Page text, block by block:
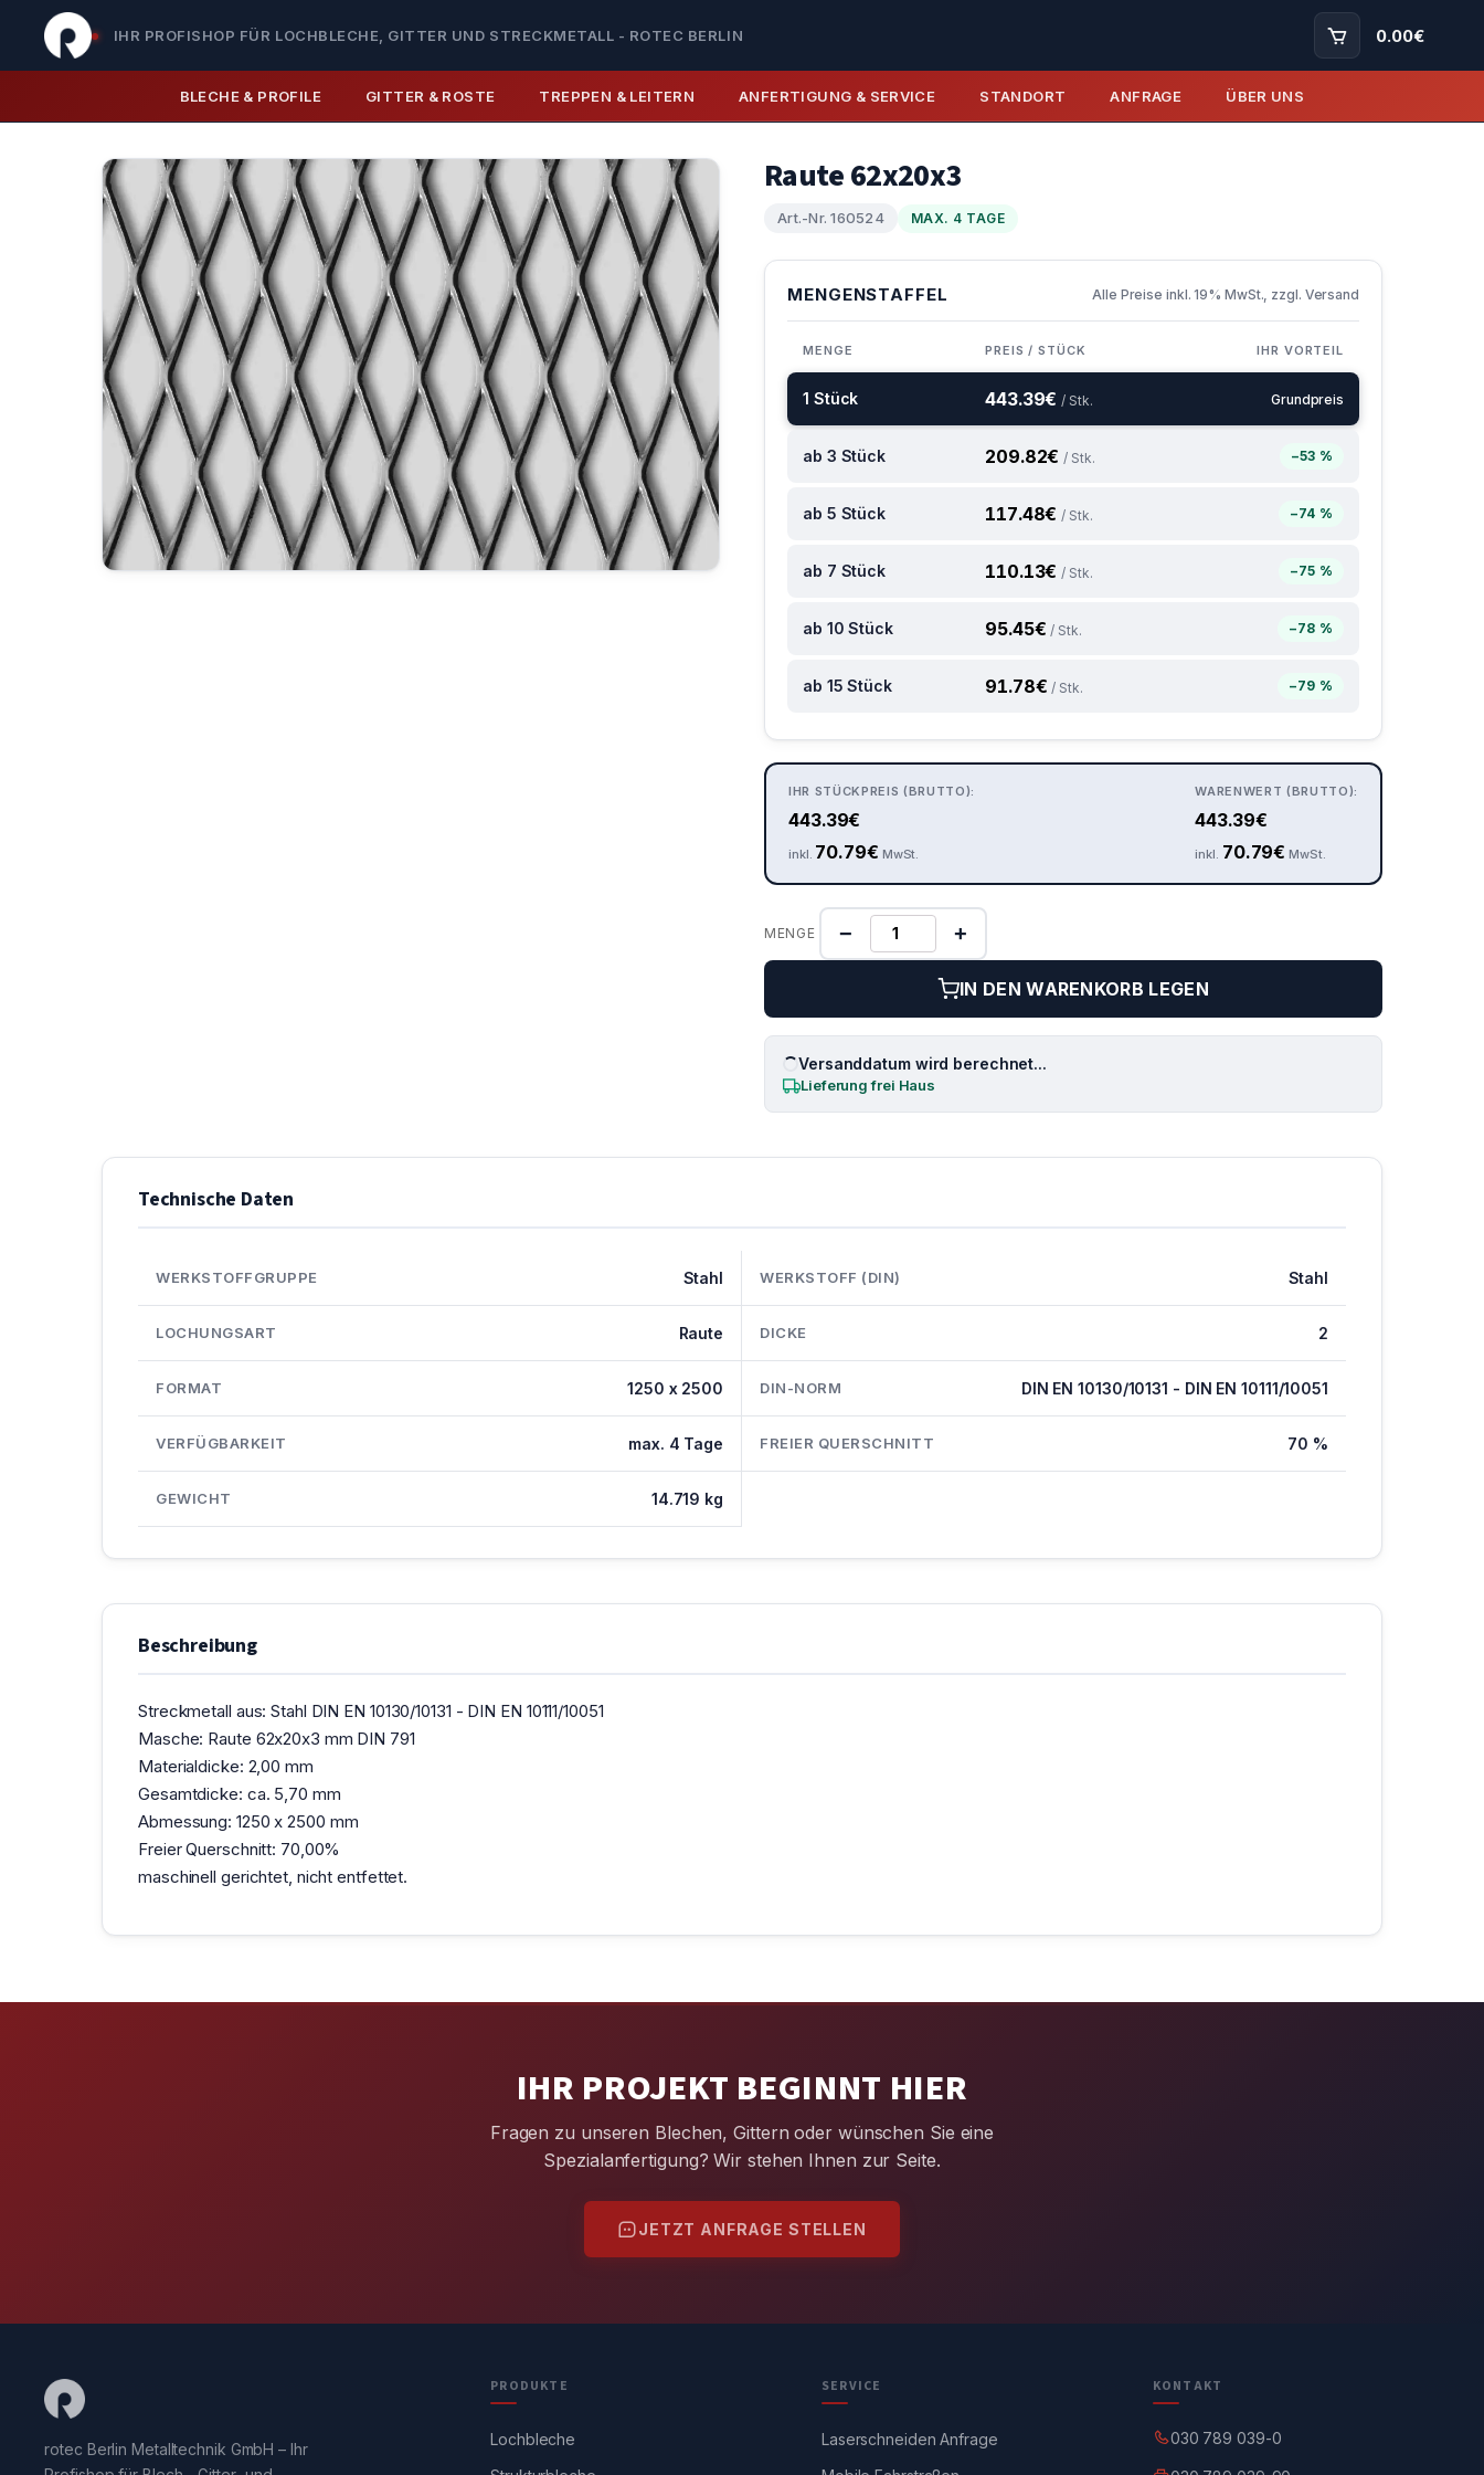
IHR PROFISHOP FÜR LOCHBLECHE, GITTER UND STRECKMETALL - ROTEC BERLIN 0.00€
BLECHE & PROFILE GITTER & ROSTE TREPPEN & LEITERN ANFERTIGUNG & SERVICE STANDORT ANFRAGE ÜBER UNS
Raute 62x20x3
Art.-Nr. 160524 MAX. 4 TAGE
MENGENSTAFFEL Alle Preise inkl. 19% MwSt., zzgl. Versand
MENGE PREIS / STÜCK IHR VORTEIL
1 Stück 443.39€ / Stk. Grundpreis
ab 3 Stück 209.82€ / Stk. −53 %
ab 5 Stück 117.48€ / Stk. −74 %
ab 7 Stück 110.13€ / Stk. −75 %
ab 10 Stück 95.45€ / Stk. −78 %
ab 15 Stück 91.78€ / Stk. −79 %
IHR STÜCKPREIS (BRUTTO):
443.39€
inkl. 70.79€ MwSt.
WARENWERT (BRUTTO):
443.39€
inkl. 70.79€ MwSt.
MENGE − +
IN DEN WARENKORB LEGEN
Versanddatum wird berechnet...
Lieferung frei Haus
Technische Daten
WERKSTOFFGRUPPE Stahl WERKSTOFF (DIN) Stahl
LOCHUNGSART Raute DICKE 2
FORMAT 1250 x 2500 DIN-NORM DIN EN 10130/10131 - DIN EN 10111/10051
VERFÜGBARKEIT max. 4 Tage FREIER QUERSCHNITT 70 %
GEWICHT 14.719 kg
Beschreibung
Streckmetall aus: Stahl DIN EN 10130/10131 - DIN EN 10111/10051
Masche: Raute 62x20x3 mm DIN 791
Materialdicke: 2,00 mm
Gesamtdicke: ca. 5,70 mm
Abmessung: 1250 x 2500 mm
Freier Querschnitt: 70,00%
maschinell gerichtet, nicht entfettet.
IHR PROJEKT BEGINNT HIER
Fragen zu unseren Blechen, Gittern oder wünschen Sie eine
Spezialanfertigung? Wir stehen Ihnen zur Seite.
JETZT ANFRAGE STELLEN
rotec Berlin Metalltechnik GmbH – Ihr
PRODUKTE
Lochbleche
SERVICE
Laserschneiden Anfrage
KONTAKT
030 789 039-0